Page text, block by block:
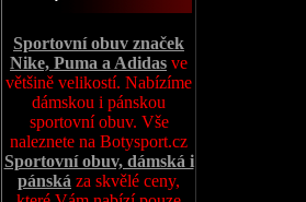
Sportovní obuv značek
Nike, Puma a Adidas ve
většině velikostí. Nabízíme
dámskou i pánskou
sportovní obuv. Vše
naleznete na Botysport.cz
Sportovní obuv, dámská i
pánská za skvělé ceny,